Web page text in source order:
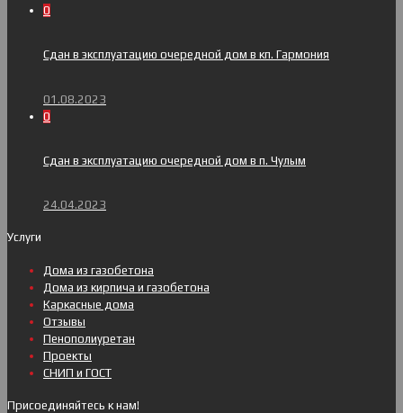
0
Сдан в эксплуатацию очередной дом в кп. Гармония
01.08.2023
0
Сдан в эксплуатацию очередной дом в п. Чулым
24.04.2023
Услуги
Дома из газобетона
Дома из кирпича и газобетона
Каркасные дома
Отзывы
Пенополиуретан
Проекты
СНИП и ГОСТ
Присоединяйтесь к нам!